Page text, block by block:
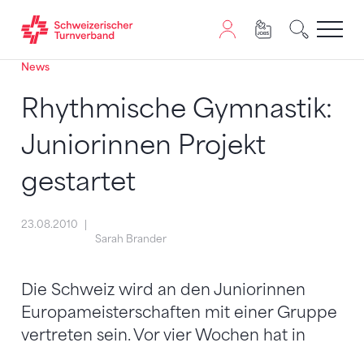
Zum Inhalt springen
Zur Sitemap navigieren
Zum Navigieren dieser Seite wird JavaScript benötigt.
News
Rhythmische Gymnastik:
Juniorinnen Projekt
gestartet
23.08.2010
Sarah Brander
Die Schweiz wird an den Juniorinnen
Europameisterschaften mit einer Gruppe
vertreten sein. Vor vier Wochen hat in